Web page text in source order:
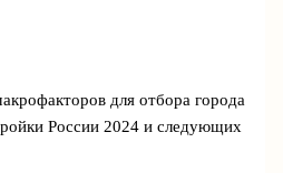
для отбора города
России 2024 и следующих